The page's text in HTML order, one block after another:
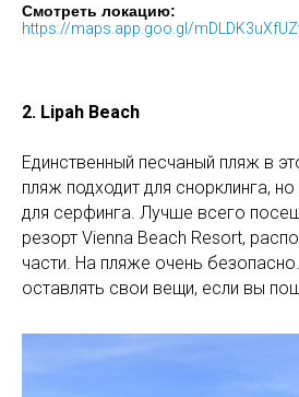
Смотреть локацию:
https://maps.app.goo.gl/
2. Lipah Beach
Единственный песчаный пляж в
пляж подходит для снорклинга,
для серфинга. Лучше всего
резорт Vienna Beach Resort,
части. На пляже очень
оставлять свои вещи, если вы